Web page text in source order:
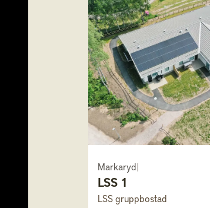
Markaryd|
LSS 1
LSS gruppbostad